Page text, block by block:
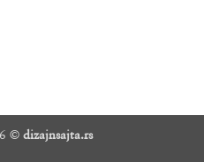
© dizajnsajta.rs